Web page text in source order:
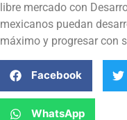
libre mercado con
mexicanos puedan
máximo y progresar con
Facebook
WhatsApp